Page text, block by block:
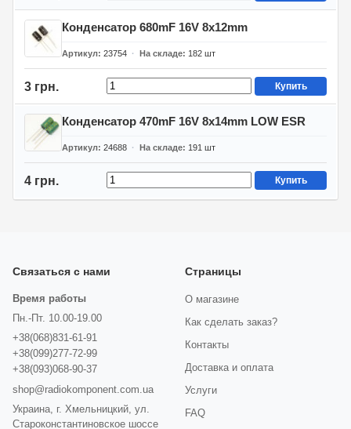
Конденсатор 680mF 16V 8x12mm
Артикул 23754 На складе 182 шт
3 грн. Купить
Конденсатор 470mF 16V 8x14mm LOW ESR
Артикул 24688 На складе 191 шт
4 грн. Купить
Связаться с нами
Время работы
Пн.-Пт. 10.00-19.00
+38(068)831-61-91
+38(099)277-72-99
+38(093)068-90-37
shop@radiokomponent.com.ua
Украина, г. Хмельницкий, ул.
Староконстантиновское шоссе
Страницы
О магазине
Как сделать заказ?
Контакты
Доставка и оплата
Услуги
FAQ